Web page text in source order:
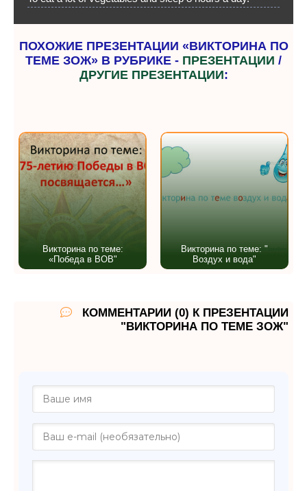
ПОХОЖИЕ ПРЕЗЕНТАЦИИ «ВИКТОРИНА ПО
ТЕМЕ ЗОЖ» В РУБРИКЕ - ПРЕЗЕНТАЦИИ /
ДРУГИЕ ПРЕЗЕНТАЦИИ:
Викторина по теме:
«Победа в ВОВ"
Викторина по теме: "
Воздух и вода"
КОММЕНТАРИИ (0) К ПРЕЗЕНТАЦИИ
"ВИКТОРИНА ПО ТЕМЕ ЗОЖ"